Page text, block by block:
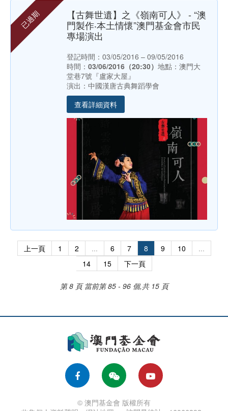
已過期
【古舞世遺】之《嶺南可人》 - “澳
門製作‧本土情懷”澳門基金會市民
專場演出
登記時間：03/05/2016 – 09/05/2016
時間： 03/06/2016（20:30） 地點：澳門大
堂巷7號『盧家大屋』
演出：中國漢唐古典舞蹈學會
查看詳細資料
上一頁 1 2 ... 6 7 8 9 10
...
14
15 下一頁
第 8 頁 當前第 85 - 96 個,共 15 頁
© 澳門基金會 版權所有